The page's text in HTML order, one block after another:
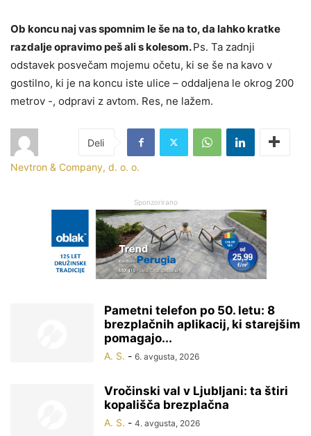
Ob koncu naj vas spomnim le še na to, da lahko kratke
razdalje opravimo peš ali s kolesom.Ps. Ta zadnji
odstavek posvečam mojemu očetu, ki se še na kavo v
gostilno, ki je na koncu iste ulice – oddaljena le okrog 200
metrov -, odpravi z avtom. Res, ne lažem.
Nevtron & Company, d. o. o.
Sponzorirano
Pametni telefon po 50. letu: 8
brezplačnih aplikacij, ki starejšim
pomagajo...
A. S. - 6. avgusta, 2026
Vročinski val v Ljubljani: ta štiri
kopališča brezplačna
A. S. - 4. avgusta, 2026